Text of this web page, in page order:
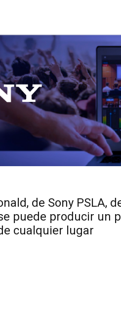
de Sony PSLA,
puede producir un
cualquier lugar